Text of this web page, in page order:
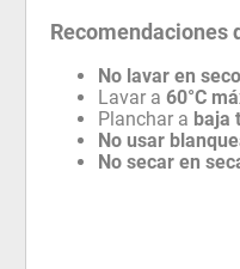
Recomendaciones
No lavar en seco
Lavar a60°C
Planchar a baja
No usar
No secar en